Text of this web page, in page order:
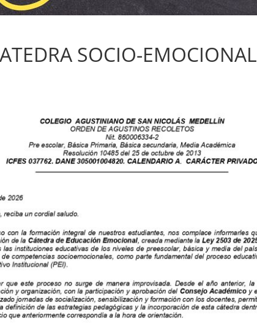
SOCIO-EMOCIONAL